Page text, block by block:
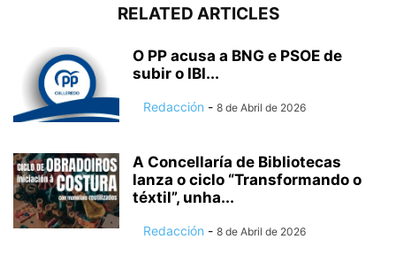
RELATED ARTICLES
O PP acusa a BNG e PSOE de
subir o IBI...
Redacción - 8 de Abril de 2026
A Concellaría de Bibliotecas
lanza o ciclo “Transformando o
téxtil”, unha...
Redacción - 8 de Abril de 2026